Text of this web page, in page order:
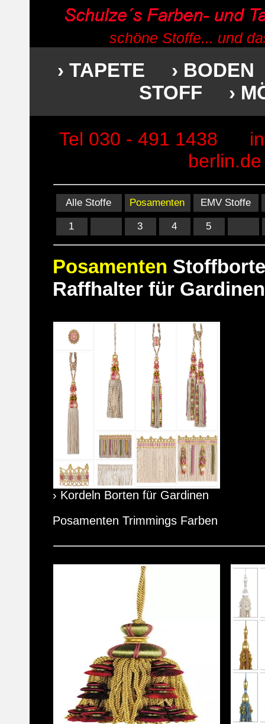
schöne Stoffe... und
› TAPETE
› BODEN
STOFF ›
Tel 030 - 491 1438
berlin.de
Alle Stoffe Posamenten EMV Stoffe
1 3 4 5
Posamenten
Raffhalter für Gardinen
› Kordeln Borten für Gardinen
Posamenten Trimmings Farben